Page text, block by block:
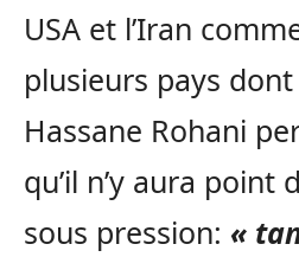
USA et l’Iran
plusieurs pays dont
Hassane Rohani
qu’il n’y aura point
sous pression: «